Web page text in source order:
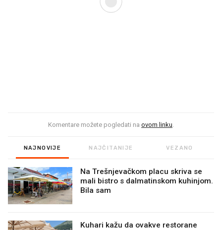
Komentare možete pogledati na ovom linku.
NAJNOVIJE NAJČITANIJE VEZANO
Na Trešnjevačkom placu skriva se
mali bistro s dalmatinskom kuhinjom.
Bila sam
Kuhari kažu da ovakve restorane